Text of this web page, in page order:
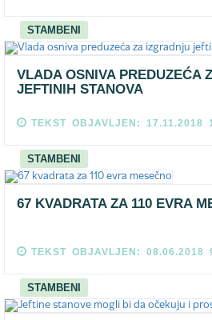
STAMBENI
VLADA OSNIVA PREDUZEĆA
JEFTINIH STANOVA
TEKST OBJAVLJEN: 17.11.2018
STAMBENI
67 KVADRATA ZA 110 EVRA
TEKST OBJAVLJEN: 08.06.2018
STAMBENI